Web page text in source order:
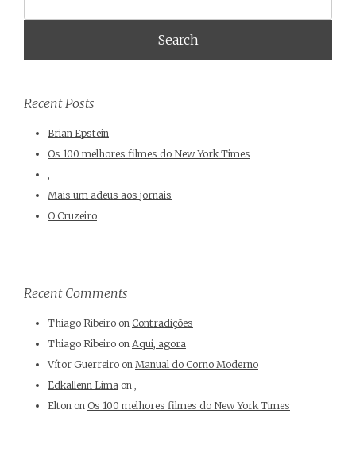
Recent Posts
Brian Epstein
Os 100 melhores filmes do New York Times
Mais um adeus aos jornais
O Cruzeiro
Recent Comments
Thiago Ribeiro on Contradições
Thiago Ribeiro on Aqui, agora
Vítor Guerreiro on Manual do Corno Moderno
Edkallenn Lima on ,
Elton on Os 100 melhores filmes do New York Times